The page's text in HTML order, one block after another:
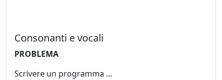
Consonanti e vocali
PROBLEMA
Scrivere un programma ...